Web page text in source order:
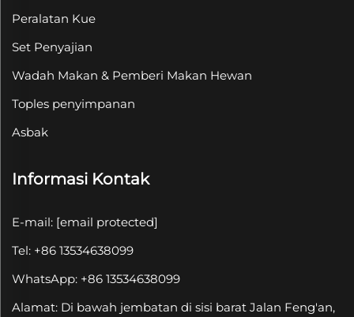
Peralatan Kue
Set Penyajian
Wadah Makan & Pemberi Makan Hewan
Toples penyimpanan
Asbak
Informasi Kontak
E-mail: [email protected]
Tel: +86 13534638099
WhatsApp: +86 13534638099
Alamat: Di bawah jembatan di sisi barat Jalan Feng'an,